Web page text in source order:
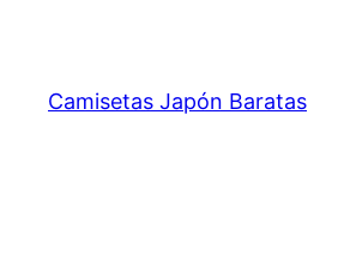
contenido
Camisetas Japón Baratas